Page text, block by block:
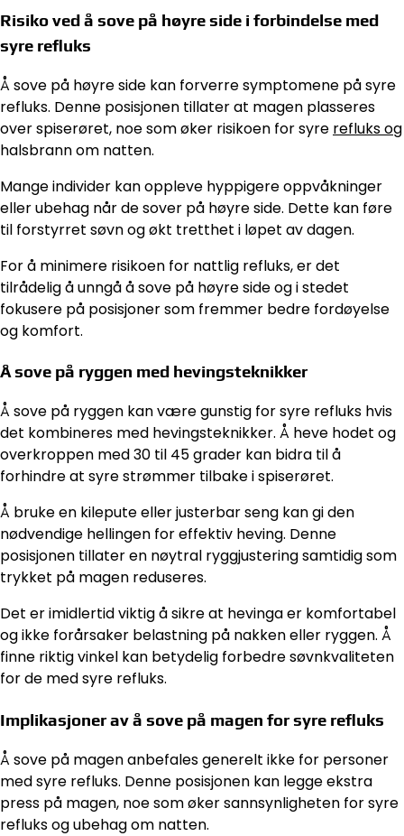
Risiko ved å sove på høyre side i forbindelse med
syre refluks
Å sove på høyre side kan forverre symptomene på syre
refluks. Denne posisjonen tillater at magen plasseres
over spiserøret, noe som øker risikoen for syre refluks og
halsbrann om natten.
Mange individer kan oppleve hyppigere oppvåkninger
eller ubehag når de sover på høyre side. Dette kan føre
til forstyrret søvn og økt tretthet i løpet av dagen.
For å minimere risikoen for nattlig refluks, er det
tilrådelig å unngå å sove på høyre side og i stedet
fokusere på posisjoner som fremmer bedre fordøyelse
og komfort.
Å sove på ryggen med hevingsteknikker
Å sove på ryggen kan være gunstig for syre refluks hvis
det kombineres med hevingsteknikker. Å heve hodet og
overkroppen med 30 til 45 grader kan bidra til å
forhindre at syre strømmer tilbake i spiserøret.
Å bruke en kilepute eller justerbar seng kan gi den
nødvendige hellingen for effektiv heving. Denne
posisjonen tillater en nøytral ryggjustering samtidig som
trykket på magen reduseres.
Det er imidlertid viktig å sikre at hevinga er komfortabel
og ikke forårsaker belastning på nakken eller ryggen. Å
finne riktig vinkel kan betydelig forbedre søvnkvaliteten
for de med syre refluks.
Implikasjoner av å sove på magen for syre refluks
Å sove på magen anbefales generelt ikke for personer
med syre refluks. Denne posisjonen kan legge ekstra
press på magen, noe som øker sannsynligheten for syre
refluks og ubehag om natten.